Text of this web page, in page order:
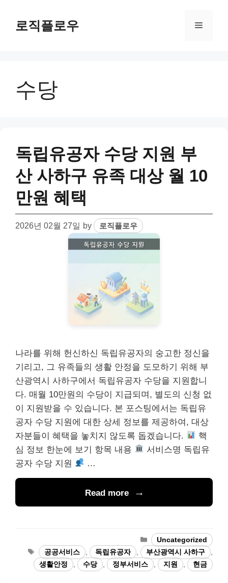
content로직플로우 Menu
수당
독립유공자 수당 지원 부
산 사하구 유족 대상 월 10
만원 혜택
2026년 02월 27일 by 로직플로우
나라를 위해 헌신하신 독립유공자의 숭고한 정신을
기리고, 그 유족들의 생활 안정을 도모하기 위해 부
산광역시 사하구에서 독립유공자 수당을 지원합니
다. 매월 10만원의 수당이 지급되며, 별도의 신청 없
이 지원받을 수 있습니다. 본 포스팅에서는 독립유
공자 수당 지원에 대한 상세 정보를 제공하여, 대상
자분들이 혜택을 놓치지 않도록 돕겠습니다.
핵
심 정보 한눈에 보기 항목 내용
서비스명 독립유
공자 수당 지원
…
Read more
Categories
Uncategorized
Tags공공서비스 독립유공자 부산광역시 사하구
생활안정
수당 정부서비스 지원 현금